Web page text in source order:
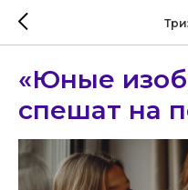
«Юные
спешат на